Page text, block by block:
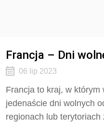
Francja – Dni
06 lip 2023
Francja to kraj, w
jedenaście dni wolnych
regionach lub